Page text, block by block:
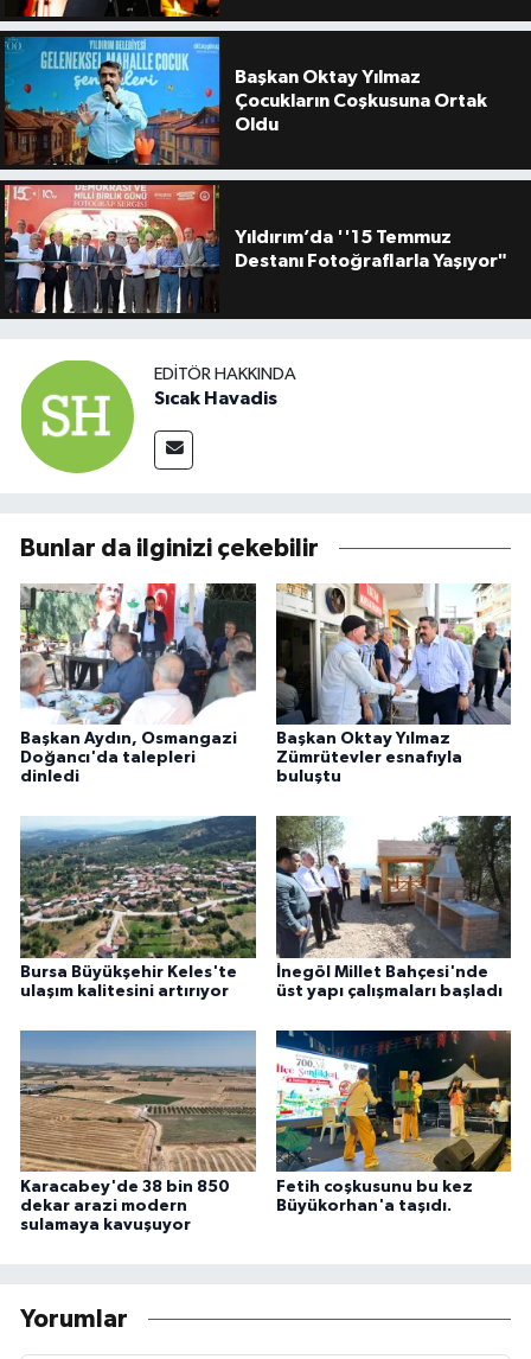
Başkan Oktay Yılmaz
Çocukların Coşkusuna Ortak
Oldu
Yıldırım’da ''15 Temmuz
Destanı Fotoğraflarla Yaşıyor"
EDITÖR HAKKINDA
Sıcak Havadis
Bunlar da ilginizi çekebilir
Başkan Aydın, Osmangazi
Doğancı'da talepleri
dinledi
Başkan Oktay Yılmaz
Zümrütevler esnafıyla
buluştu
Bursa Büyükşehir Keles'te
ulaşım kalitesini artırıyor
İnegöl Millet Bahçesi'nde
üst yapı çalışmaları başladı
Karacabey'de 38 bin 850
dekar arazi modern
sulamaya kavuşuyor
Fetih coşkusunu bu kez
Büyükorhan'a taşıdı.
Yorumlar